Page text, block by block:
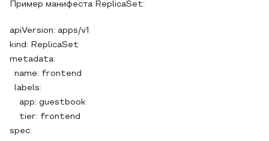
Пример манифеста ReplicaSet:
apiVersion: apps/v1
kind: ReplicaSet
metadata:
name: frontend
labels:
app: guestbook
tier: frontend
spec: